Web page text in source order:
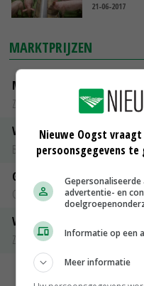
21-06-2017
MARKTPRIJZEN
Magere melkpoeder
Zuivel NL
Vleeskuikens 2001-2600 gr
Barneveld
Gerst
Groningen
Volle melkpoeder
Zuivel NL
Nieuwe Oogst
persoonsgegevens
advertentie- en
Informatie op een
Meer informatie